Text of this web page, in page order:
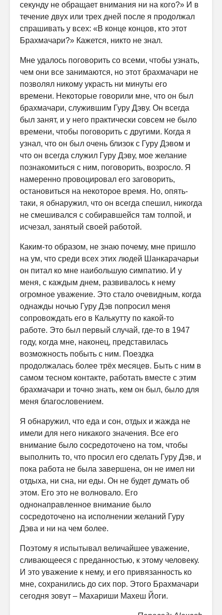
секунду не обращает внимания ни на кого?» И в
течение двух или трех дней после я продолжал
спрашивать у всех: «В конце концов, кто этот
Брахмачари?» Кажется, никто не знал.
Мне удалось поговорить со всеми, чтобы узнать,
чем они все занимаются, но этот брахмачари не
позволял никому украсть ни минуты его
времени. Некоторые говорили мне, что он был
брахмачари, служившим Гуру Дэву. Он всегда
был занят, и у него практически совсем не было
времени, чтобы поговорить с другими. Когда я
узнал, что он был очень близок с Гуру Дэвом и
что он всегда служил Гуру Дэву, мое желание
познакомиться с ним, поговорить, возросло. Я
намеренно провоцировал его заговорить,
остановиться на некоторое время. Но, опять-
таки, я обнаружил, что он всегда спешил, никогда
не смешивался с собиравшейся там толпой, и
исчезал, занятый своей работой.
Каким-то образом, не знаю почему, мне пришло
на ум, что среди всех этих людей Шанкарачарьи
он питал ко мне наибольшую симпатию. И у
меня, с каждым днем, развивалось к нему
огромное уважение. Это стало очевидным, когда
однажды ночью Гуру Дэв попросил меня
сопровождать его в Калькутту по какой-то
работе. Это был первый случай, где-то в 1947
году, когда мне, наконец, представилась
возможность побыть с ним. Поездка
продолжалась более трёх месяцев. Быть с ним в
самом тесном контакте, работать вместе с этим
брахмачари и точно знать, кем он был, было для
меня благословением.
Я обнаружил, что еда и сон, отдых и жажда не
имели для него никакого значения. Все его
внимание было сосредоточено на том, чтобы
выполнить то, что просил его сделать Гуру Дэв, и
пока работа не была завершена, он не имел ни
отдыха, ни сна, ни еды. Он не будет думать об
этом. Его это не волновало. Его
однонаправленное внимание было
сосредоточено на исполнении желаний Гуру
Дэва и ни на чем более.
Поэтому я испытывал величайшее уважение,
сливающееся с преданностью, к этому человеку.
И это уважение к нему, и его привязанность ко
мне, сохранились до сих пор. Этого Брахмачари
сегодня зовут – Махариши Махеш Йоги.